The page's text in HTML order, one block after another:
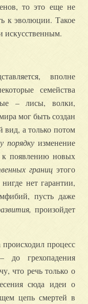
то это еще не
к эволюции. Такое
искусственным.
вполне
семейства
– лисы, волки,
мог быть создан
а только потом
порядку изменение
к появлению новых
границэтого
нет гарантии,
пусть даже
произойдет
процесс
до грехопадения
что речь только о
сюда идеи о
цепь смертей в